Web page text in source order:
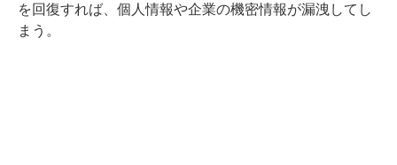
を回復すれば、個人情報や企業の機密情報が漏洩してし
まう。